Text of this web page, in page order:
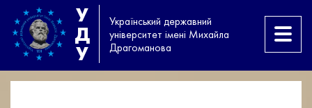
У
Д
У
Український державний
університет імені Михайла
Драгоманова